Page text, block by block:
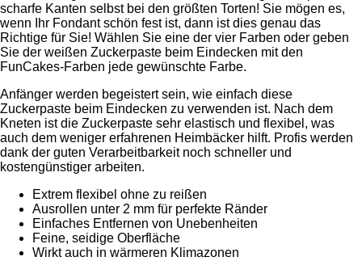
scharfe Kanten selbst bei den größten Torten! Sie mögen es,
wenn Ihr Fondant schön fest ist, dann ist dies genau das
Richtige für Sie! Wählen Sie eine der vier Farben oder geben
Sie der weißen Zuckerpaste beim Eindecken mit den
FunCakes-Farben jede gewünschte Farbe.
Anfänger werden begeistert sein, wie einfach diese
Zuckerpaste beim Eindecken zu verwenden ist. Nach dem
Kneten ist die Zuckerpaste sehr elastisch und flexibel, was
auch dem weniger erfahrenen Heimbäcker hilft. Profis werden
dank der guten Verarbeitbarkeit noch schneller und
kostengünstiger arbeiten.
Extrem flexibel ohne zu reißen
Ausrollen unter 2 mm für perfekte Ränder
Einfaches Entfernen von Unebenheiten
Feine, seidige Oberfläche
Wirkt auch in wärmeren Klimazonen